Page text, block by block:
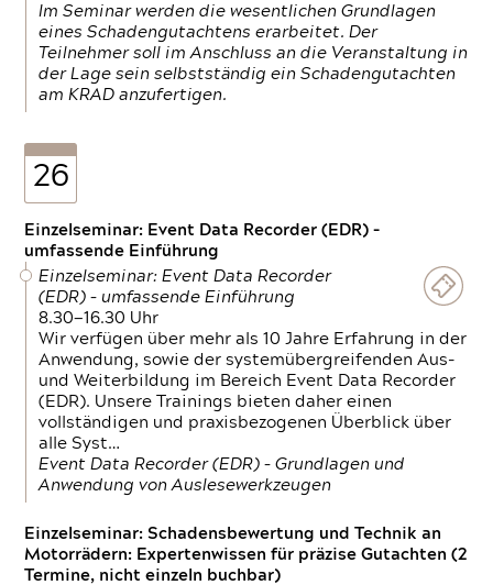
Im Seminar werden die wesentlichen Grundlagen
eines Schadengutachtens erarbeitet. Der
Teilnehmer soll im Anschluss an die Veranstaltung in
der Lage sein selbstständig ein Schadengutachten
am KRAD anzufertigen.
26
Einzelseminar: Event Data Recorder (EDR) –
umfassende Einführung
Einzelseminar: Event Data Recorder
(EDR) – umfassende Einführung
8.30—16.30 Uhr
Wir verfügen über mehr als 10 Jahre Erfahrung in der
Anwendung, sowie der systemübergreifenden Aus-
und Weiterbildung im Bereich Event Data Recorder
(EDR). Unsere Trainings bieten daher einen
vollständigen und praxisbezogenen Überblick über
alle Syst…
Event Data Recorder (EDR) – Grundlagen und
Anwendung von Auslesewerkzeugen
Einzelseminar: Schadensbewertung und Technik an
Motorrädern: Expertenwissen für präzise Gutachten (2
Termine, nicht einzeln buchbar)